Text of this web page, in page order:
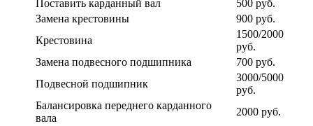
Поставить карданный вал
500 руб.
Замена крестовины
900 руб.
Крестовина
1500/2000
руб.
Замена подвесного подшипника
700 руб.
Подвесной подшипник
3000/5000
руб.
Балансировка переднего карданного
вала
2000 руб.